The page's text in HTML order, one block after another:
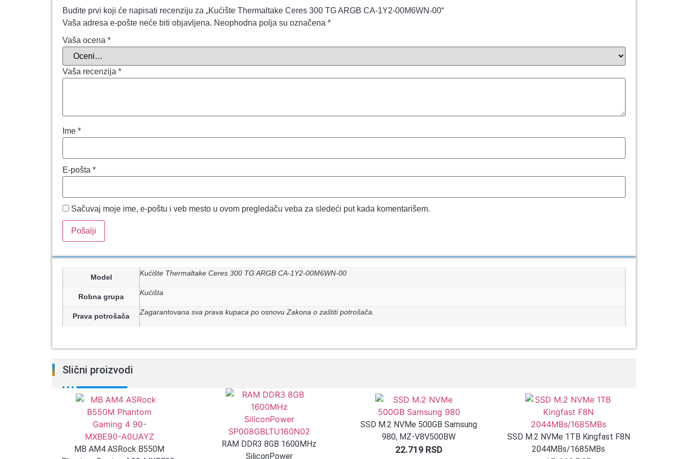
Budite prvi koji će napisati recenziju za „Kućište Thermaltake Ceres 300 TG ARGB CA-1Y2-00M6WN-00“
Vaša adresa e-pošte neće biti objavljena. Neophodna polja su označena *
Vaša ocena *
Vaša recenzija *
Ime *
E-pošta *
Sačuvaj moje ime, e-poštu i veb mesto u ovom pregledaču veba za sledeći put kada komentarišem.
Model Kućište Thermaltake Ceres 300 TG ARGB CA-1Y2-00M6WN-00
Robna grupa Kućišta
Prava potrošača Zagarantovana sva prava kupaca po osnovu Zakona o zaštiti potrošača.
Slični proizvodi
MB AM4 ASRock B550M
RAM DDR3 8GB 1600MHz
SiliconPower
SSD M.2 NVMe 500GB Samsung
980, MZ-V8V500BW
22.719 RSD
SSD M.2 NVMe 1TB Kingfast F8N
2044MBs/1685MBs